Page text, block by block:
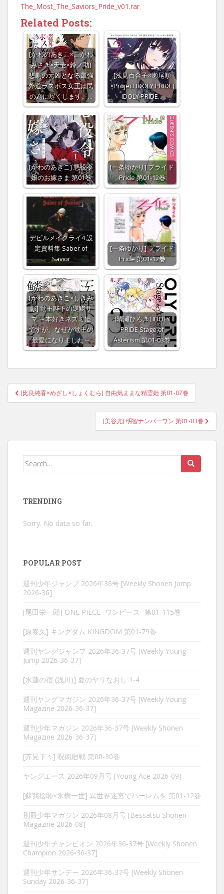
The_Most_The_Saviors_Pride_v01.rar
Related Posts:
[かわのあきこ×こがわ
みさき×天壱×鈴ノ助]
悲劇の元凶となる最強
外道ラスボス女王は民
の為に尽くします。…
[浅見百合子×瀬尾順
×Project IDOLY PRIDE]
IDOLY PRIDE…
[かわのあきこ] 悪役令
嬢のお嫁さま 第01巻
[一条ゆかり] プライド
Pride 第01-12巻
デビルメイクライ4 設
定資料集 Saber of
Savior
[一条ゆかり] プライド
Pride 第01-12巻
[かわのあきこ×しきみ
彰] 竜王陛下の逆鱗サ
マ ～本好きネズミ姫
ですが、なぜか竜王の
最愛になりました～
[晴瀬ひろき] IDOLY
PRIDE Stage of
Asterism 第01-03巻
Post
navigation
[比良純香×めざし×しょくむら] 自由気ままな精霊姫 第01-07巻
[美谷尤] 明智ナンバーワン 第01-03巻
Search
TRENDING
Sorry. No data so far.
POPULAR POST
週刊少年ジャンプ 2026年36号 [Weekly Shonen Jump
2026-36]
[尾田栄一郎] ONE PIECE -ワンピース- 第01-115巻
[原泰久] キングダム KINGDOM 第01-79巻
週刊ヤングジャンプ 2026年36-37号 [Weekly Young
Jump 2026-36-37]
[水蓮の宿 (浅川)] 夏のヤリなおし 1-4
週刊ヤングマガジン 2026年36-37号 [Weekly Young
Magazine 2026-36-37]
週刊少年マガジン 2026年36-37号 [Weekly Shonen
Magazine 2026-36-37]
[芥見下々] 呪術廻戦 第00-30巻
ヤングエース 2026年09月号 [Young Ace 2026-09]
[蘇我捨恥×氷樹一世] 異世界迷宮でハーレムを 第01-12巻
別冊少年マガジン 2026年08月号 [Bessatsu Shonen
Magazine 2026-08]
週刊少年チャンピオン 2026年36-37号 [Weekly Shonen
Champion 2026-36-37]
週刊少年サンデー 2026年36-37号 [Weekly Shonen
Sunday 2026-36-37]